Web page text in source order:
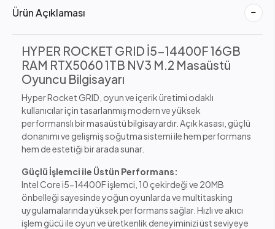
Ürün Açıklaması
HYPER ROCKET GRID İ5-14400F 16GB
RAM RTX5060 1TB NV3 M.2 Masaüstü
Oyuncu Bilgisayarı
Hyper Rocket GRID, oyun ve içerik üretimi odaklı
kullanıcılar için tasarlanmış modern ve yüksek
performanslı bir masaüstü bilgisayardır. Açık kasası, güçlü
donanımı ve gelişmiş soğutma sistemi ile hem performans
hem de estetiği bir arada sunar.
Güçlü İşlemci ile Üstün Performans:
Intel Core i5-14400F işlemci, 10 çekirdeği ve 20MB
önbelleği sayesinde yoğun oyunlarda ve multitasking
uygulamalarında yüksek performans sağlar. Hızlı ve akıcı
işlem gücü ile oyun ve üretkenlik deneyiminizi üst seviyeye